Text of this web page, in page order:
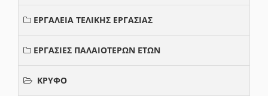
ΕΡΓΑΛΕΙΑ ΤΕΛΙΚΗΣ ΕΡΓΑΣΙΑΣ
ΕΡΓΑΣΙΕΣ ΠΑΛΑΙΟΤΕΡΩΝ ΕΤΩΝ
ΚΡΥΦΟ